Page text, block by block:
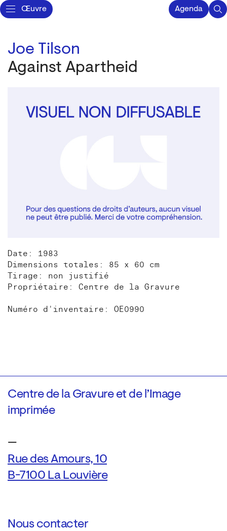
Œuvre Agenda
Joe Tilson
Against Apartheid
Date: 1983
Dimensions totales: 85 x 60 cm
Tirage: non justifié
Propriétaire: Centre de la Gravure
Numéro d'inventaire: OE0990
Centre de la Gravure et de l’Image
imprimée
—
Rue des Amours, 10
B-7100 La Louvière
Nous contacter